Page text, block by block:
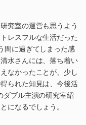
究室の運営も思うよう
レスフルな生活だった
間に過ぎてしまった感
水さんには、落ち着い
なかったことが、少し
られた知見は、今後活
ダブル主演の研究室紹
になるでしょう。